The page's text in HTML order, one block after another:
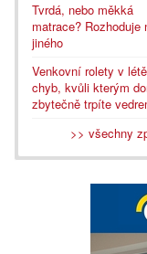
Tvrdá, nebo měkká
matrace? Rozhoduje
jiného
Venkovní rolety v
chyb, kvůli kterým
zbytečně trpíte
>> všechny